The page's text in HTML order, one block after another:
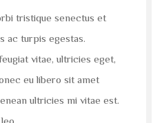
tristique senectus et
ac turpis egestas.
vitae, ultricies eget,
eu libero sit amet
ultricies mi vitae est.